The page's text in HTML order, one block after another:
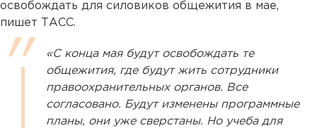
освобождать для силовиков общежития в мае,
пишет ТАСС.
«С конца мая будут освобождать те
общежития, где будут жить сотрудники
правоохранительных органов. Все
согласовано. Будут изменены программные
планы, они уже сверстаны. Но учеба для